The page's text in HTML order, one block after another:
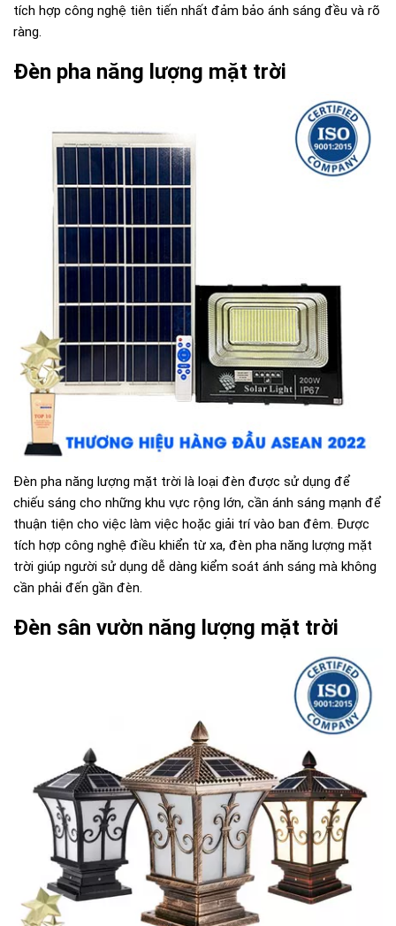
tích hợp công nghệ tiên tiến nhất đảm bảo ánh sáng đều và rõ
ràng.
Đèn pha năng lượng mặt trời
Đèn pha năng lượng mặt trời là loại đèn được sử dụng để
chiếu sáng cho những khu vực rộng lớn, cần ánh sáng mạnh để
thuận tiện cho việc làm việc hoặc giải trí vào ban đêm. Được
tích hợp công nghệ điều khiển từ xa, đèn pha năng lượng mặt
trời giúp người sử dụng dễ dàng kiểm soát ánh sáng mà không
cần phải đến gần đèn.
Đèn sân vườn năng lượng mặt trời